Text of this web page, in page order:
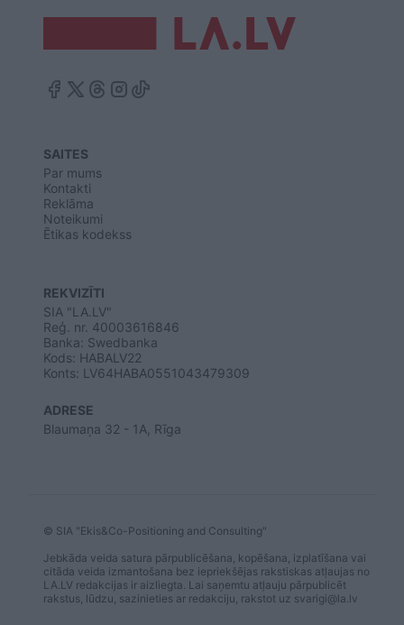
SAITES
Par mums
Kontakti
Reklāma
Noteikumi
Ētikas kodekss
REKVIZĪTI
SIA "LA.LV"
Reģ. nr. 40003616846
Banka: Swedbanka
Kods: HABALV22
Konts: LV64HABA0551043479309
ADRESE
Blaumaņa 32 - 1A, Rīga
© SIA "Ekis&Co-Positioning and Consulting"
Jebkāda veida satura pārpublicēšana, kopēšana, izplatīšana vai
citāda veida izmantošana bez iepriekšējas rakstiskas atļaujas no
LA.LV redakcijas ir aizliegta. Lai saņemtu atļauju pārpublicēt
rakstus, lūdzu, sazinieties ar redakciju, rakstot uz svarigi@la.lv